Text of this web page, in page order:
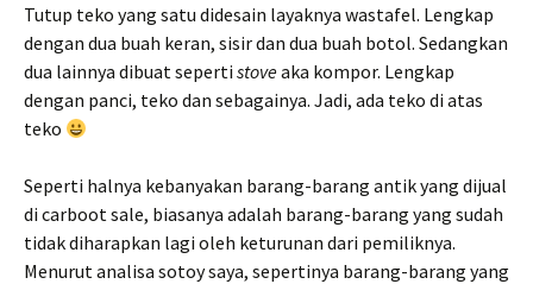
Tutup teko yang satu didesain layaknya wastafel. Lengkap
dengan dua buah keran, sisir dan dua buah botol. Sedangkan
dua lainnya dibuat seperti stoveaka kompor. Lengkap
dengan panci, teko dan sebagainya. Jadi, ada teko di atas
teko
Seperti halnya kebanyakan barang-barang antik yang dijual
di carboot sale, biasanya adalah barang-barang yang sudah
tidak diharapkan lagi oleh keturunan dari pemiliknya.
Menurut analisa sotoy saya, sepertinya barang-barang yang